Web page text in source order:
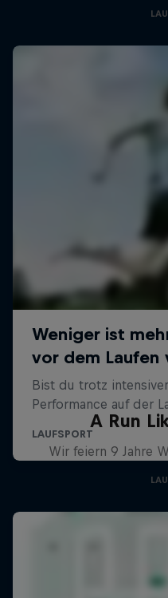
A Run
Wir feiern 9 Jahre